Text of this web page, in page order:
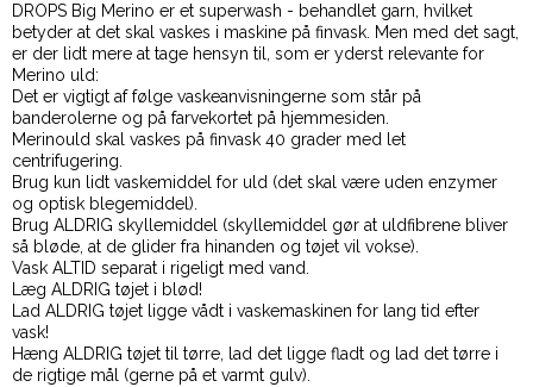
DROPS Big Merino er et superwash - behandlet garn, hvilket
betyder at det skal vaskes i maskine på finvask. Men med det sagt,
er der lidt mere at tage hensyn til, som er yderst relevante for
Merino uld:
Det er vigtigt af følge vaskeanvisningerne som står på
banderolerne og på farvekortet på hjemmesiden.
Merinould skal vaskes på finvask 40 grader med let
centrifugering.
Brug kun lidt vaskemiddel for uld (det skal være uden enzymer
og optisk blegemiddel).
Brug ALDRIG skyllemiddel (skyllemiddel gør at uldfibrene bliver
så bløde, at de glider fra hinanden og tøjet vil vokse).
Vask ALTID separat i rigeligt med vand.
Læg ALDRIG tøjet i blød!
Lad ALDRIG tøjet ligge vådt i vaskemaskinen for lang tid efter
vask!
Hæng ALDRIG tøjet til tørre, lad det ligge fladt og lad det tørre i
de rigtige mål (gerne på et varmt gulv).